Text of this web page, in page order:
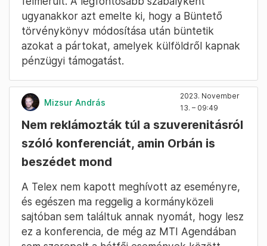
ugyanakkor azt emelte ki, hogy a Büntető
törvénykönyv módosítása után büntetik
azokat a pártokat, amelyek külföldről kapnak
pénzügyi támogatást.
Mizsur András
2023. November
13. – 09:49
Nem reklámozták túl a szuverenitásról
szóló konferenciát, amin Orbán is
beszédet mond
A Telex nem kapott meghívott az eseményre,
és egészen ma reggelig a kormányközeli
sajtóban sem találtuk annak nyomát, hogy lesz
ez a konferencia, de még az MTI Agendában